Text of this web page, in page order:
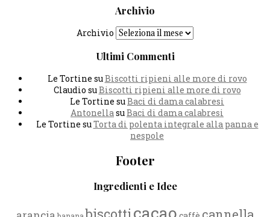
Archivio
Archivio
Ultimi Commenti
Le Tortine suBiscotti ripieni alle more di rovo
Claudio suBiscotti ripieni alle more di rovo
Le Tortine suBaci di dama calabresi
Antonella suBaci di dama calabresi
Le Tortine suTorta di polenta integrale alla panna e
nespole
Footer
Ingredienti e Idee
cacao